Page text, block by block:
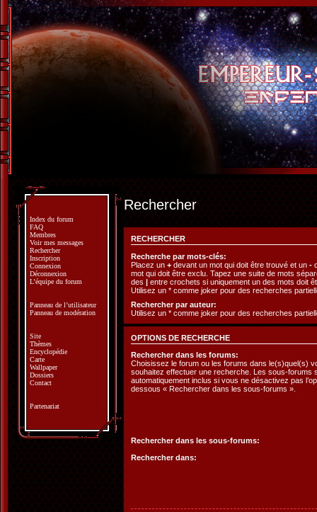
Rechercher
RECHERCHER
Recherche par mots-clés:
Placez un + devant un mot qui doit être trouvé et un -
mot qui doit être exclu. Tapez une suite de mots
des | entre crochets si uniquement un des mots doit
Utilisez un * comme joker pour des recherches
Rechercher par auteur:
Utilisez un * comme joker pour des recherches
OPTIONS DE RECHERCHE
Rechercher dans les forums:
Choisissez le forum ou les forums dans le(s)quel(s)
souhaitez effectuer une recherche. Les sous-forums
automatiquement inclus si vous ne désactivez pas
dessous « Rechercher dans les sous-forums ».
Rechercher dans les sous-forums:
Rechercher dans:
Index du forum
FAQ
Membres
Voir mes messages
Rechercher
Inscription
Connexion
Déconnexion
L’équipe du forum
Panneau de l’utilisateur
Panneau de modération
Site
Thèmes
Encyclopédie
Carte
Wallpaper
Dossiers
Contact
Partenariat